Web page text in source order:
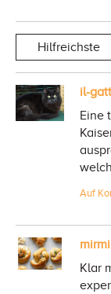
Hilfreichste
il-
Eine
Auf
Klar